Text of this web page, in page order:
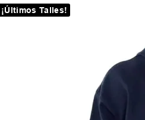
¡Últimos Talles!